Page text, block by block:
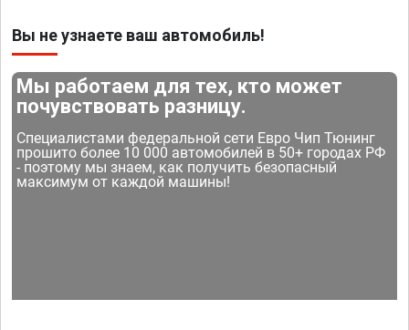
Вы не узнаете ваш автомобиль!
Мы работаем для тех, кто может
почувствовать разницу.
Специалистами федеральной сети Евро Чип Тюнинг
прошито более 10 000 автомобилей в 50+ городах РФ
- поэтому мы знаем, как получить безопасный
максимум от каждой машины!